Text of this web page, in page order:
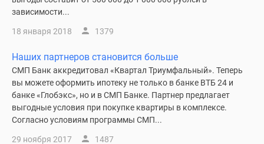
зависимости...
18 января 2018 1379
Наших партнеров становится больше
CМП Банк аккредитовал «Квартал Триумфальный». Теперь
вы можете оформить ипотеку не только в банке ВТБ 24 и
банке «Глобэкс», но и в СМП Банке. Партнер предлагает
выгодные условия при покупке квартиры в комплексе.
Согласно условиям программы СМП...
29 ноября 2017 1487